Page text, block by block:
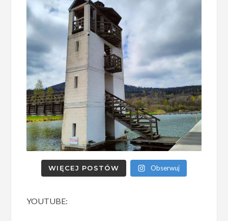
WIĘCEJ POSTÓW Obserwuj
YOUTUBE: